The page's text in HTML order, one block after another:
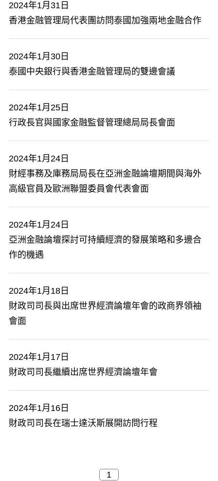
2024年1月31日
香港金融管理局代表團訪問泰國加強兩地金融合作
2024年1月30日
泰國中央銀行與香港金融管理局的雙邊會議
2024年1月25日
行政長官與國家金融監督管理總局局長會面
2024年1月24日
財經事務及庫務局局長在亞洲金融論壇期間與海外
高級官員及歐洲聯盟委員會代表會面
2024年1月24日
亞洲金融論壇探討可持續經濟的發展策略和多邊合
作的機遇
2024年1月18日
財政司司長與出席世界經濟論壇年會的政商界領袖
會面
2024年1月17日
財政司司長繼續出席世界經濟論壇年會
2024年1月16日
財政司司長在瑞士達沃斯展開訪問行程